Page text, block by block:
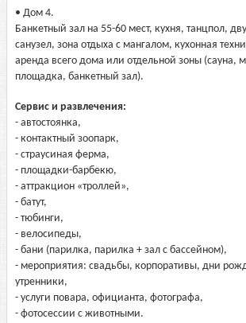
• Дом 4.
Банкетный зал на 55-60 мест, кухня, танцпол,
санузел, зона отдыха с мангалом, кухонная
аренда всего дома или отдельной зоны (сауна,
площадка, банкетный зал).
Сервис и развлечения:
- автостоянка,
- контактный зоопарк,
- страусиная ферма,
- площадки-барбекю,
- аттракцион «троллей»,
- батут,
- тюбинги,
- велосипеды,
- бани (парилка, парилка + зал с бассейном),
- мероприятия: свадьбы, корпоративы, дни
утренники,
- услуги повара, официанта, фотографа,
- фотосессии с животными.